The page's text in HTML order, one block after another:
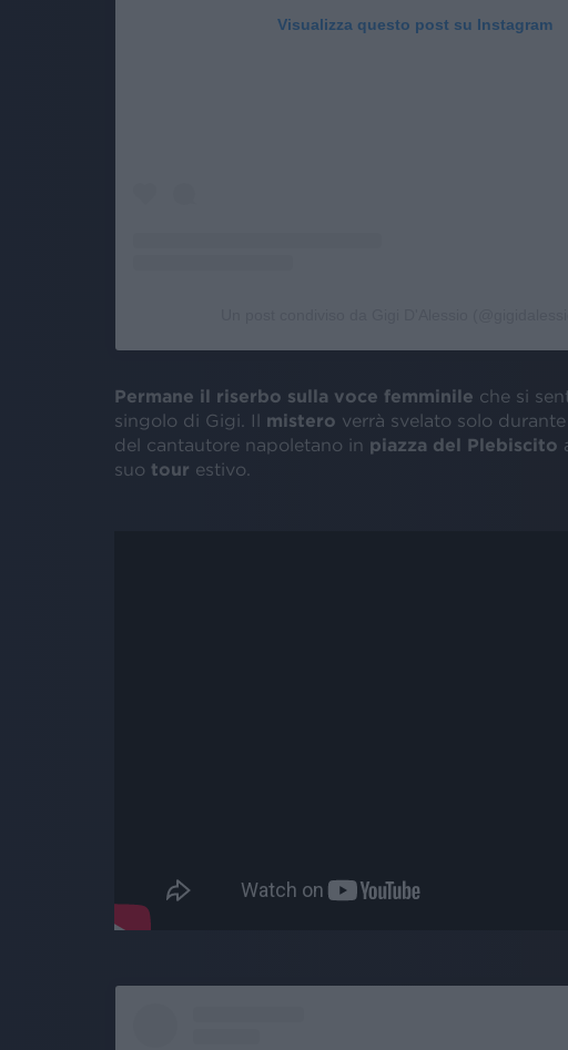
Visualizza questo post su Instagram
Permane il riserbo sulla voce femminile che si
singolo di Gigi. Il mistero verrà svelato solo
del cantautore napoletano in piazza del Plebiscito
suo tour estivo.